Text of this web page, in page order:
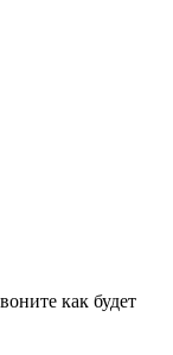
как будет